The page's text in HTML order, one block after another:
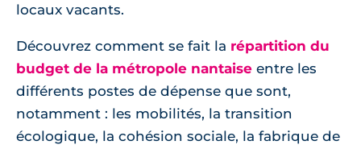
locaux vacants.
Découvrez comment se fait la répartition du
budget de la métropole nantaise entre les
différents postes de dépense que sont,
notamment : les mobilités, la transition
écologique, la cohésion sociale, la fabrique de